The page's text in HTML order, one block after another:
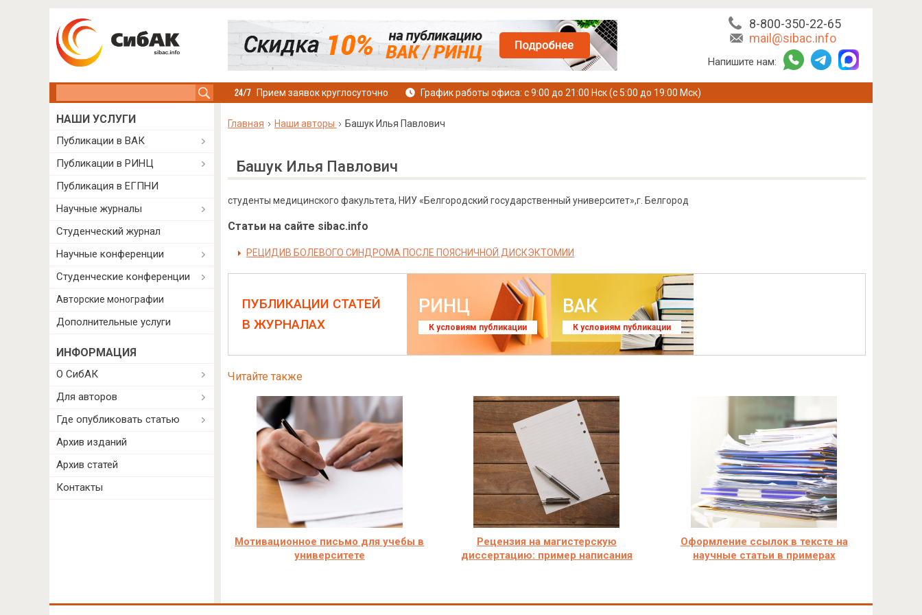
8-800-350-22-65
mail@sibac.info
Напишите нам:
Прием заявок круглосуточно График работы офиса: с 9:00 до 21:00 Нск (с 5:00 до 19:00 Мск)
Главная Наши авторы Башук Илья Павлович
Башук Илья Павлович
студенты медицинского факультета, НИУ «Белгородский государственный университет»,г. Белгород
Статьи на сайте sibac.info
РЕЦИДИВ БОЛЕВОГО СИНДРОМА ПОСЛЕ ПОЯСНИЧНОЙ ДИСКЭКТОМИИ
ПУБЛИКАЦИИ СТАТЕЙ
В ЖУРНАЛАХ
РИНЦ
К условиям публикации
ВАК
К условиям публикации
Читайте также
Мотивационное письмо для учебы в
университете
Рецензия на магистерскую
диссертацию: пример написания
Оформление ссылок в тексте на
научные статьи в примерах
НАШИ УСЛУГИ
Публикации в ВАК
Публикации в РИНЦ
Публикация в ЕГПНИ
Научные журналы
Студенческий журнал
Научные конференции
Студенческие конференции
Авторские монографии
Дополнительные услуги
ИНФОРМАЦИЯ
О СибАК
Для авторов
Где опубликовать статью
Архив изданий
Архив статей
Контакты